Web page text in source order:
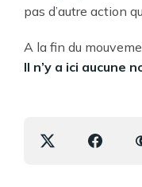
pas d’autre action
A la fin du
Il n’y a ici aucune